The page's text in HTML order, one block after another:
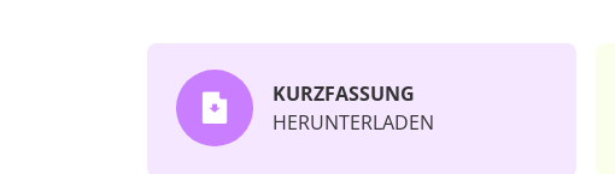
KURZFASSUNG
HERUNTERLADEN